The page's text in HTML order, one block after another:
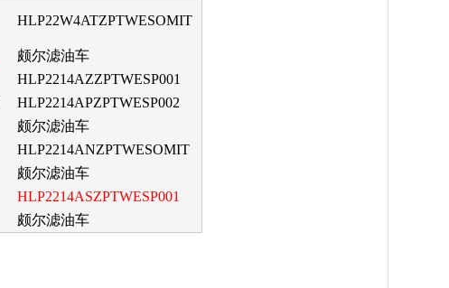
HLP22W4ATZPTWESOMIT
颇尔滤油车
HLP2214AZZPTWESP001
HLP2214APZPTWESP002
颇尔滤油车
HLP2214ANZPTWESOMIT
颇尔滤油车
HLP2214ASZPTWESP001
颇尔滤油车